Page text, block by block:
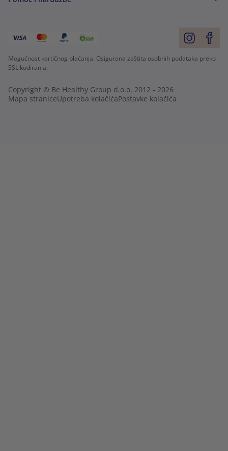
Mogućnost kartičnog plaćanja. Osigurana zaštita osobnih podataka preko
SSL kodiranja.
Copyright © Be Healthy Group d.o.o. 2012 - 2026
Mapa straniceUpotreba kolačićaPostavke kolačića